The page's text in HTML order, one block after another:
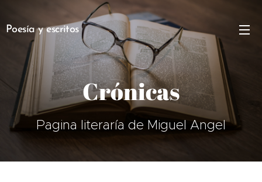
Poesía y escritos
Crónicas
Pagina literaría de Miguel Angel